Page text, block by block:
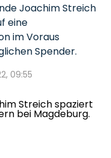
Joachim Streich
eine
im Voraus
Spender.
09:55